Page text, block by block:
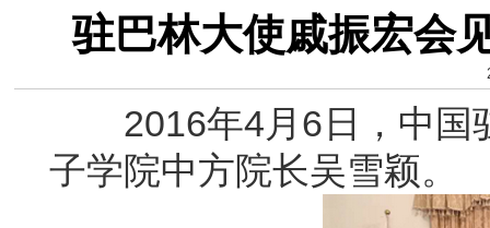
驻巴林大使戚振宏会
2016年4月6日，中国
子学院中方院长吴雪颖。